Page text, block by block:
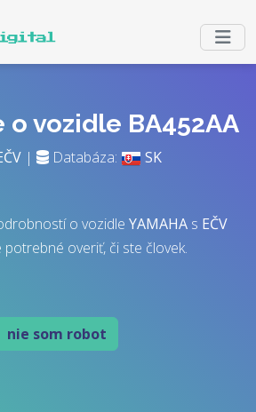
vozidle BA452AA
| Databáza: SK
o vozidle YAMAHAs EČV
overiť, či ste človek.
nie som robot